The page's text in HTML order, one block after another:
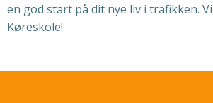
en god start på dit nye liv i trafikken.
Køreskole!